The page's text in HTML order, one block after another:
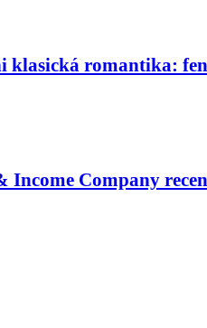
klasická romantika:
Income Company